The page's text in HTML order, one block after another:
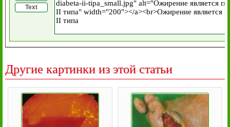
Text
Другие картинки из этой статьи